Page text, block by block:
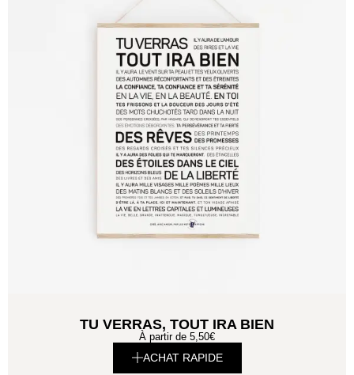
TU VERRAS, TOUT IRA BIEN
À partir de 5,50€
ACHAT RAPIDE